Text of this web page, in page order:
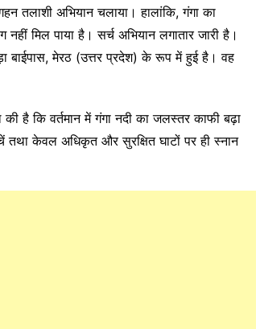
तलाशी अभियान चलाया। हालांकि, गंगा का
मिल पाया है। सर्च अभियान लगातार जारी है।
बाईपास, मेरठ (उत्तर प्रदेश) के रूप में हुई है। वह
है कि वर्तमान में गंगा नदी का जलस्तर काफी बढ़ा
केवल अधिकृत और सुरक्षित घाटों पर ही स्नान